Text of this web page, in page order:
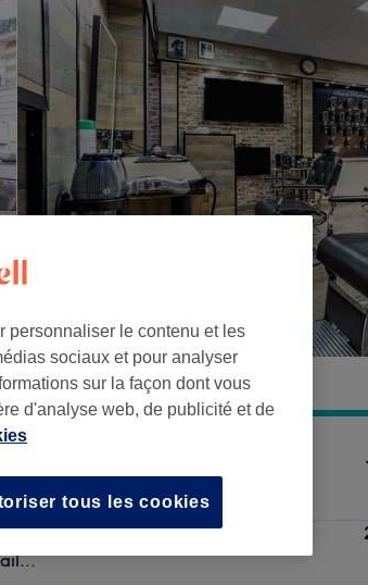
personnaliser le contenu et les
sociaux et pour analyser
sur la façon dont vous
d'analyse web, de publicité et de
tous les cookies